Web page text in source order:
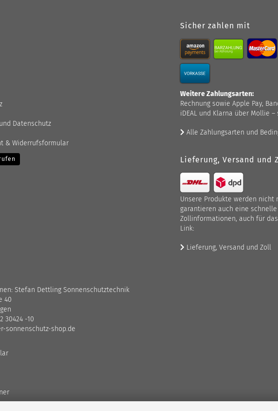
Datenschutz
& Widerrufsformular
Sicher zahlen mit
Weitere Zahlungsarten:
Rechnung sowie Apple Pay,
iDEAL und Klarna über Mollie
Alle Zahlungsarten und
Lieferung, Versand und
Unsere Produkte werden
garantieren auch eine
Zollinformationen, auch für
Link:
Lieferung, Versand und Zoll
Stefan Dettling Sonnenschutztechnik
40
30424 -10
sonnenschutz-shop.de